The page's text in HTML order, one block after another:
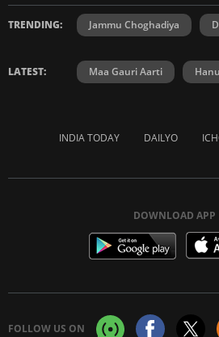
TRENDING: Jammu Choghadiya
LATEST: Maa Gauri Aarti
INDIA TODAY DAILYO
DOWNLOAD APP
FOLLOW US ON